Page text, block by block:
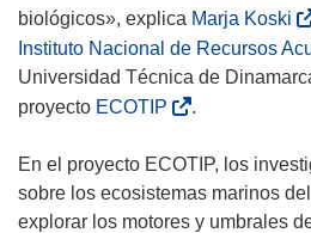
biológicos», explica Marja Koski
s
e
r
i
r
Instituto Nacional de Recursos
Universidad Técnica de
proyecto ECOTIP
e
a
b
.
En el proyecto ECOTIP, los
sobre los ecosistemas marinos
explorar los motores y umbrales